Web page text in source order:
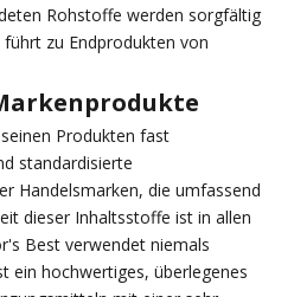
Rohstoffe werden sorgfältig
zu Endprodukten von
Produkten fast
standardisierte
Handelsmarken, die umfassend
dieser Inhaltsstoffe ist in allen
Best verwendet niemals
ein hochwertiges, überlegenes